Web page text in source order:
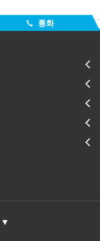
통화